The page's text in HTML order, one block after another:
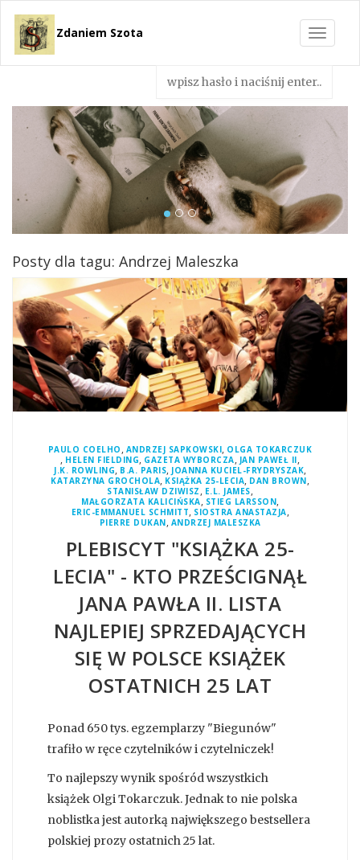
Toggle
Zdaniem Szota
Posty dla tagu: Andrzej Maleszka
PAULO COELHO , ANDRZEJ SAPKOWSKI, OLGA TOKARCZUK
, HELEN FIELDING, GAZETA WYBORCZA, JAN PAWEŁ II,
J.K. ROWLING, B.A. PARIS, JOANNA KUCIEL-FRYDRYSZAK,
KATARZYNA GROCHOLA, KSIĄŻKA 25-LECIA, DAN BROWN,
STANISŁAW DZIWISZ , E.L. JAMES,
MAŁGORZATA KALICIŃSKA, STIEG LARSSON,
ERIC-EMMANUEL SCHMITT, SIOSTRA ANASTAZJA,
PIERRE DUKAN, ANDRZEJ MALESZKA
PLEBISCYT "KSIĄŻKA 25-
LECIA" - KTO PRZEŚCIGNĄŁ
JANA PAWŁA II. LISTA
NAJLEPIEJ SPRZEDAJĄCYCH
SIĘ W POLSCE KSIĄŻEK
OSTATNICH 25 LAT
Ponad 650 tys. egzemplarzy "Biegunów"
trafiło w ręce czytelników i czytelniczek!
To najlepszy wynik spośród wszystkich
książek Olgi Tokarczuk. Jednak to nie polska
noblistka jest autorką największego bestsellera
polskiej prozy ostatnich 25 lat.